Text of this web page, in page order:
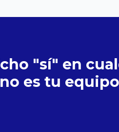
"sí" en
es tu